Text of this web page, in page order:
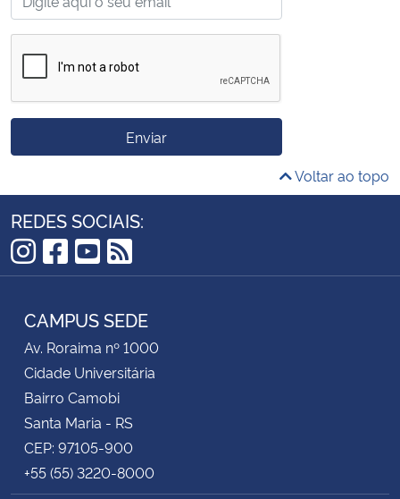
Enviar
Voltar ao topo
REDES SOCIAIS:
Instagram
Facebook
YouTube
RSS
CAMPUS SEDE
Av. Roraima nº 1000
Cidade Universitária
Bairro Camobi
Santa Maria - RS
CEP: 97105-900
+55 (55) 3220-8000